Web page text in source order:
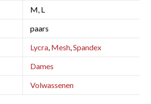
M, L
paars
Lycra, Mesh,Spandex
Dames
Volwassenen